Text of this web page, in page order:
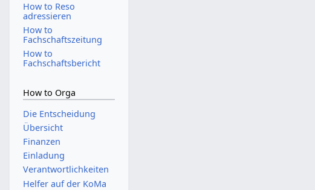
How to Reso
adressieren
How to
Fachschaftszeitung
How to
Fachschaftsbericht
How to Orga
Die Entscheidung
Übersicht
Finanzen
Einladung
Verantwortlichkeiten
Helfer auf der KoMa